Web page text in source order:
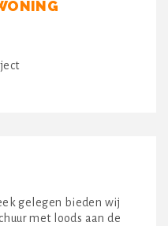
gelegen bieden wij
met loods aan de